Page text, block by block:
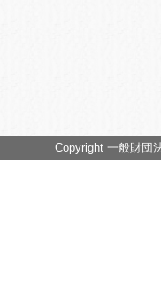
Copyright 一般財団